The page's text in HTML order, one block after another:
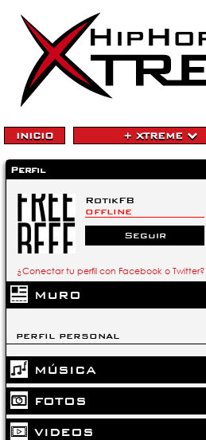
INICIO + XTREME
Perfil
RotikFB
OFFLINE
Seguir
¿Conectar tu perfil con Facebook o Twitter?
MURO
PERFIL PERSONAL
MÚSICA
FOTOS
VIDEOS